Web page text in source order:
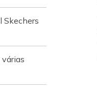
Skechers